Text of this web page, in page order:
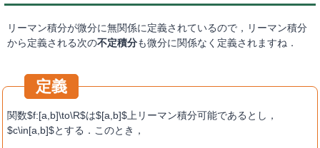
リーマン積分が微分に無関係に定義されているので，リーマン積分
から定義される次の不定積分も微分に関係なく定義されますね．
関数$f:[a,b]\to\R$は$[a,b]$上リーマン積分可能であるとし，
$c\in[a,b]$とする．このとき，